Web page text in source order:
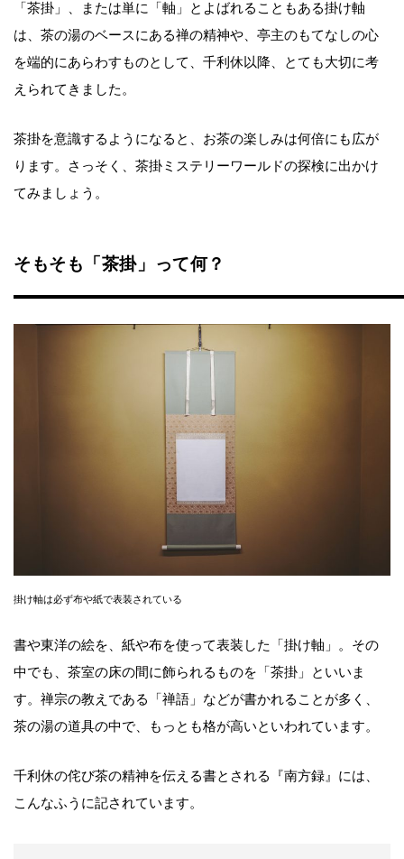
「茶掛」、または単に「軸」とよばれることもある掛け軸
は、茶の湯のベースにある禅の精神や、亭主のもてなしの心
を端的にあらわすものとして、千利休以降、とても大切に考
えられてきました。
茶掛を意識するようになると、お茶の楽しみは何倍にも広が
ります。さっそく、茶掛ミステリーワールドの探検に出かけ
てみましょう。
そもそも「茶掛」って何？
掛け軸は必ず布や紙で表装されている
書や東洋の絵を、紙や布を使って表装した「掛け軸」。その
中でも、茶室の床の間に飾られるものを「茶掛」といいま
す。禅宗の教えである「禅語」などが書かれることが多く、
茶の湯の道具の中で、もっとも格が高いといわれています。
千利休の侘び茶の精神を伝える書とされる『南方録』には、
こんなふうに記されています。